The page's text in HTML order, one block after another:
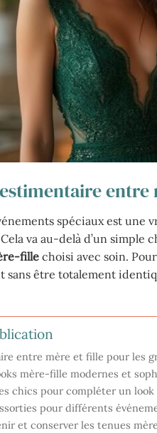
spéciaux est
va au-delà d’un simple
fille choisi avec soin.
sans être totalement
entre mère et fille pour les
mère-fille modernes et
chics pour compléter un
pour différents
et conserver les tenues